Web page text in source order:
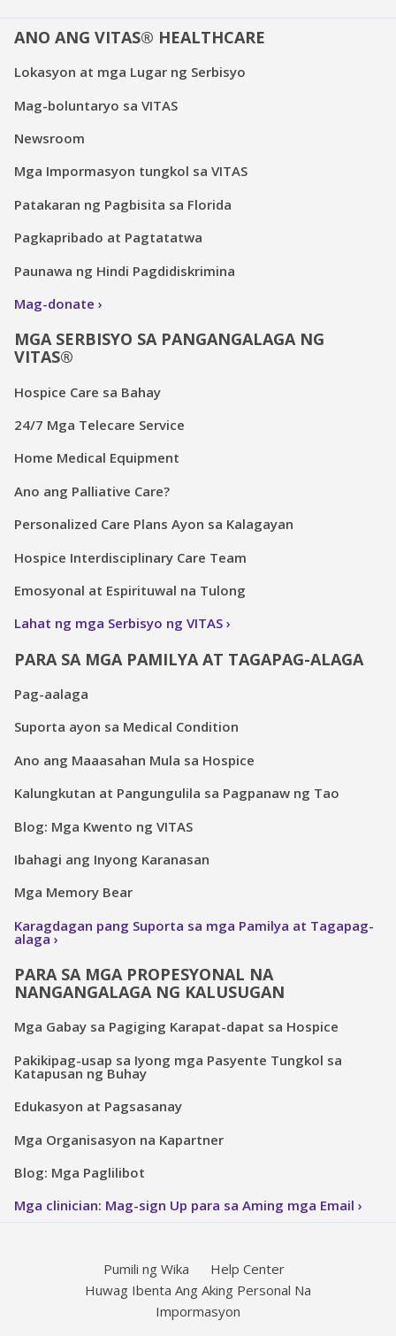
ANO ANG VITAS® HEALTHCARE
Lokasyon at mga Lugar ng Serbisyo
Mag-boluntaryo sa VITAS
Newsroom
Mga Impormasyon tungkol sa VITAS
Patakaran ng Pagbisita sa Florida
Pagkapribado at Pagtatatwa
Paunawa ng Hindi Pagdidiskrimina
Mag-donate
MGA SERBISYO SA PANGANGALAGA NG
VITAS®
Hospice Care sa Bahay
24/7 Mga Telecare Service
Home Medical Equipment
Ano ang Palliative Care?
Personalized Care Plans Ayon sa Kalagayan
Hospice Interdisciplinary Care Team
Emosyonal at Espirituwal na Tulong
Lahat ng mga Serbisyo ng VITAS
PARA SA MGA PAMILYA AT TAGAPAG-ALAGA
Pag-aalaga
Suporta ayon sa Medical Condition
Ano ang Maaasahan Mula sa Hospice
Kalungkutan at Pangungulila sa Pagpanaw ng Tao
Blog: Mga Kwento ng VITAS
Ibahagi ang Inyong Karanasan
Mga Memory Bear
Karagdagan pang Suporta sa mga Pamilya at Tagapag-
alaga
PARA SA MGA PROPESYONAL NA
NANGANGALAGA NG KALUSUGAN
Mga Gabay sa Pagiging Karapat-dapat sa Hospice
Pakikipag-usap sa Iyong mga Pasyente Tungkol sa
Katapusan ng Buhay
Edukasyon at Pagsasanay
Mga Organisasyon na Kapartner
Blog: Mga Paglilibot
Mga clinician: Mag-sign Up para sa Aming mga Email
Pumili ng Wika
Help Center
Huwag Ibenta Ang Aking Personal Na
Impormasyon